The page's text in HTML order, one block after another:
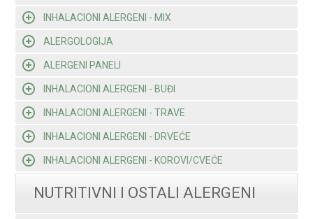
INHALACIONI ALERGENI - MIX
ALERGOLOGIJA
ALERGENI PANELI
INHALACIONI ALERGENI - BUĐI
INHALACIONI ALERGENI - TRAVE
INHALACIONI ALERGENI - DRVEĆE
INHALACIONI ALERGENI - KOROVI/CVEĆE
NUTRITIVNI I OSTALI ALERGENI